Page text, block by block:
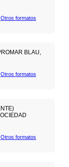
Otros formatos
BLAU,
Otros formatos
Otros formatos